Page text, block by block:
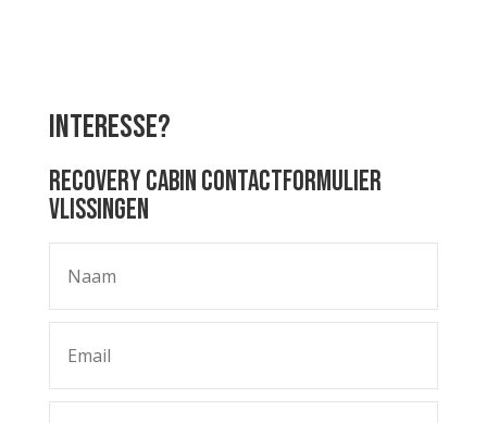
Interesse?
Recovery Cabin contactformulier
Vlissingen